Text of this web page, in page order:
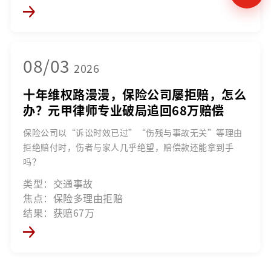
08/03 2026
十年维权路漫漫，保险公司屡拒赔，怎么
办？元甲律师专业破局追回68万赔偿
保险公司以“诉讼时效已过”“伤残与事故无关”等理由
拒绝赔付时，伤者与家人几乎绝望，赔偿款还能拿到手
吗？
类型：交通事故
焦点：保险多理由拒赔
结果：获赔67万